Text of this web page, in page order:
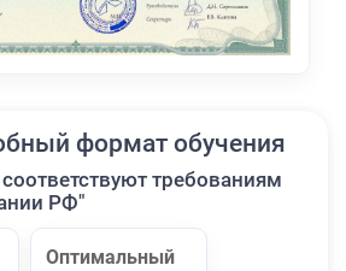
формат обучения
требованиям
РФ"
Оптимальный